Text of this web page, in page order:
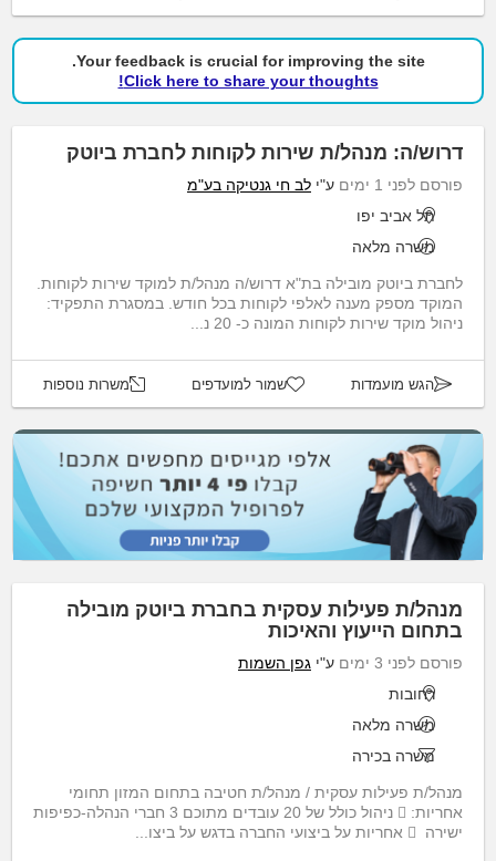
Your feedback is crucial for improving the site.
Click here to share your thoughts!
דרוש/ה: מנהל/ת שירות לקוחות לחברת ביוטק
פורסם לפני 1 ימים ע"י לב חי גנטיקה בע"מ
תל אביב יפו
משרה מלאה
לחברת ביוטק מובילה בת"א דרוש/ה מנהל/ת למוקד שירות לקוחות.
המוקד מספק מענה לאלפי לקוחות בכל חודש. במסגרת התפקיד:
ניהול מוקד שירות לקוחות המונה כ- 20 נ...
הגש מועמדות שמור למועדפים משרות נוספות
מנהל/ת פעילות עסקית בחברת ביוטק מובילה
בתחום הייעוץ והאיכות
פורסם לפני 3 ימים ע"י גפן השמות
רחובות
משרה מלאה
משרה בכירה
מנהל/ת פעילות עסקית / מנהל/ת חטיבה בתחום המזון תחומי
אחריות:  ניהול כולל של 20 עובדים מתוכם 3 חברי הנהלה-כפיפות
ישירה  אחריות על ביצועי החברה בדגש על ביצו...